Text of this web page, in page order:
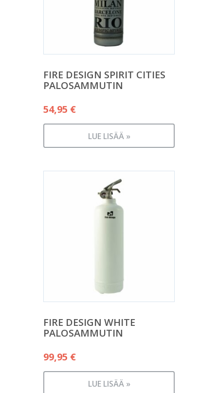
FIRE DESIGN SPIRIT CITIES
PALOSAMMUTIN
54,95 €
LUE LISÄÄ »
FIRE DESIGN WHITE
PALOSAMMUTIN
99,95 €
LUE LISÄÄ »